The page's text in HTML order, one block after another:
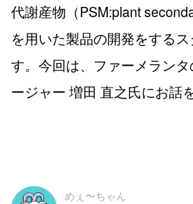
代謝産物（PSM:plant
を用いた製品の開発をする
す。今回は、ファーメラン
ージャー 増田 直之氏にお話
めぇ〜ちゃん